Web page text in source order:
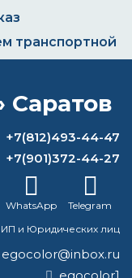
транспортной
бетон на
+7(812)493-44-47
+7(901)372-44-27
WhatsApp
Telegram
ИП и Юридических лиц
egocolor@inbox.ru